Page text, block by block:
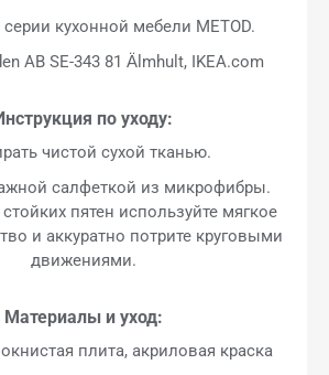
кухонной мебели METOD.
AB SE-343 81 Älmhult, IKEA.com
по уходу:
чистой сухой тканью.
салфеткой из микрофибры.
пятен используйте мягкое
и аккуратно потрите круговыми
движениями.
Материалы и уход:
плита, акриловая краска